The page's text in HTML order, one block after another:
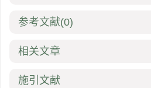
参考文献(0)
相关文章
施引文献